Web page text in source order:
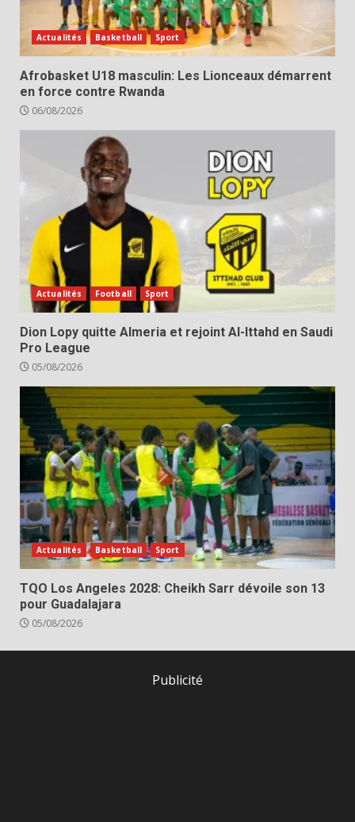
Actualités Basketball Sport
Afrobasket U18 masculin: Les Lionceaux démarrent
en force contre Rwanda
06/08/2026
Actualités Football Sport
Dion Lopy quitte Almeria et rejoint Al-Ittahd en Saudi
Pro League
05/08/2026
Actualités Basketball Sport
TQO Los Angeles 2028: Cheikh Sarr dévoile son 13
pour Guadalajara
05/08/2026
Publicité